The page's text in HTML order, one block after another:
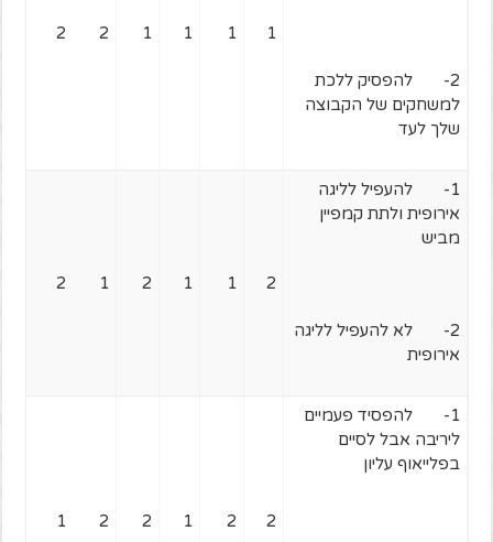
2- להפסיק ללכת
למשחקים של הקבוצה
שלך לעד
1
1
1
1
2
2
1- להעפיל לליגה
אירופית ולתת קמפיין
מביש
2- לא להעפיל לליגה
אירופית
2
1
1
2
1
2
1- להפסיד פעמיים
ליריבה אבל לסיים
בפלייאוף עליון
2
2
1
2
2
1